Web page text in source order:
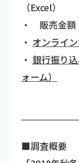
（Excel）
・ 販売金額
・ オンライ
・ 銀行振り
ォーム）
■調査概要